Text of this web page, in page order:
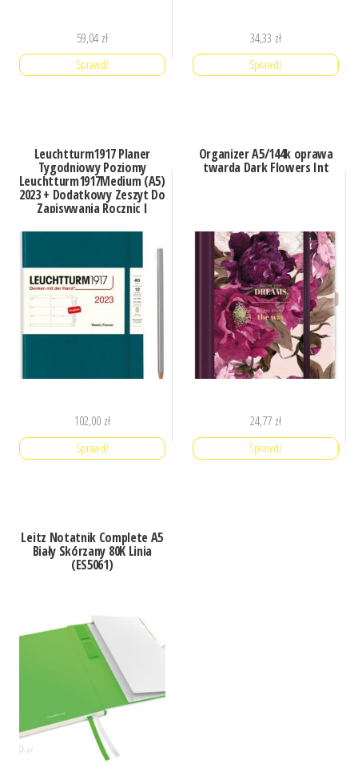
59,04 zł
Sprawdź
34,33 zł
Sprawdź
Leuchtturm1917 Planer
Tygodniowy Poziomy
Leuchtturm1917Medium (A5)
2023 + Dodatkowy Zeszyt Do
Zapisywania Rocznic I
102,00 zł
Sprawdź
Organizer A5/144k oprawa
twarda Dark Flowers Int
24,77 zł
Sprawdź
Leitz Notatnik Complete A5
Biały Skórzany 80K Linia
(ES5061)